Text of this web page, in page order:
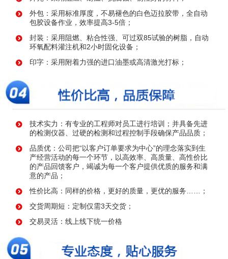
外包：采用标准厚度，不易褪色的白色迈拉胶带，全自动
包胶设备作业，效率提高3-5倍；
封装：采用阻燃、粘合性强、可过双85试验的树脂，自动
环氧配料灌注机和2小时固化设备；
印字：采用附着力强的进口油墨或高清激光打标；
技术实力：有专业的工程师对员工进行培训；并具备先进
的检测仪器、过硬的检测和过程控制手段确保产品品质；
品质优：公司把“以客户订单要求为中心”的理念落实到生
产经营活动的每一个环节，以高效率、高质量、高性价比
的产品回馈客户，竭诚为每一个客户提供优质的服务和满
意的产品；
性价比高：同样的价格，更好的质量，更优的服务……；
交货周期短：定制仅需3天交货；
交易灵活：线上线下统一价格